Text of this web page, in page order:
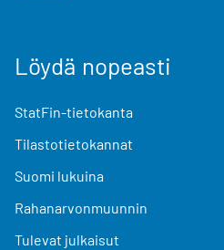
Löydä nopeasti
StatFin-tietokanta
Tilastotietokannat
Suomi lukuina
Rahanarvonmuunnin
Tulevat julkaisut